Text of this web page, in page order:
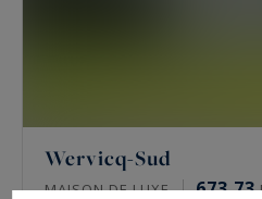
Wervicq-Sud
MAISON DE LUXE 673.73